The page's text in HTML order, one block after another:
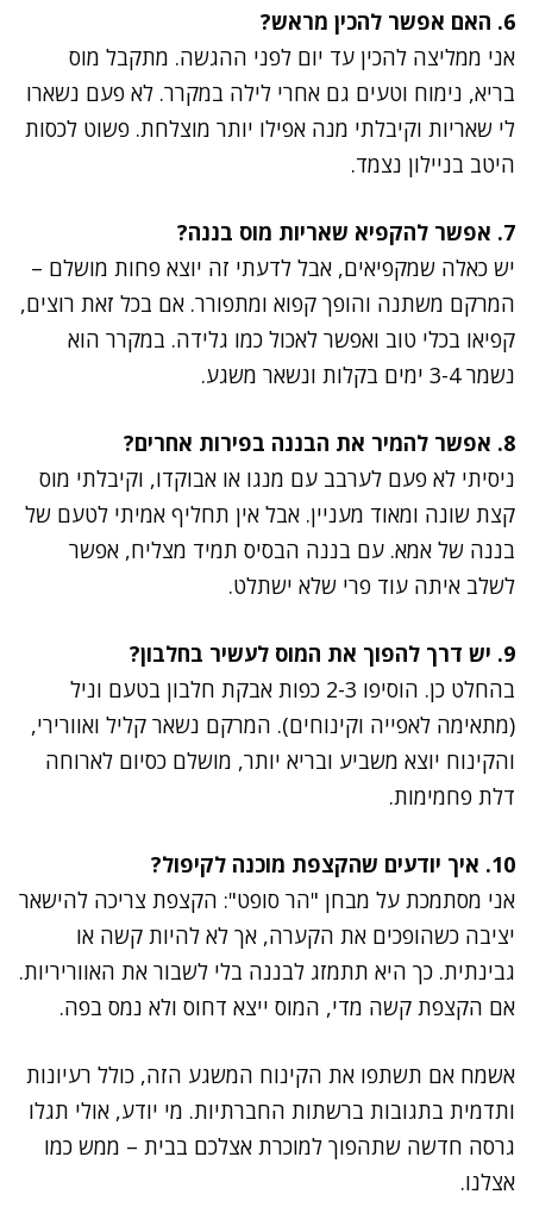
6. האם אפשר להכין מראש?
אני ממליצה להכין עד יום לפני ההגשה. מתקבל מוס
בריא, נימוח וטעים גם אחרי לילה במקרר. לא פעם נשארו
לי שאריות וקיבלתי מנה אפילו יותר מוצלחת. פשוט לכסות
היטב בניילון נצמד.
7. אפשר להקפיא שאריות מוס בננה?
יש כאלה שמקפיאים, אבל לדעתי זה יוצא פחות מושלם –
המרקם משתנה והופך קפוא ומתפורר. אם בכל זאת רוצים,
קפיאו בכלי טוב ואפשר לאכול כמו גלידה. במקרר הוא
נשמר 3-4 ימים בקלות ונשאר משגע.
8. אפשר להמיר את הבננה בפירות אחרים?
ניסיתי לא פעם לערבב עם מנגו או אבוקדו, וקיבלתי מוס
קצת שונה ומאוד מעניין. אבל אין תחליף אמיתי לטעם של
בננה של אמא. עם בננה הבסיס תמיד מצליח, אפשר
לשלב איתה עוד פרי שלא ישתלט.
9. יש דרך להפוך את המוס לעשיר בחלבון?
בהחלט כן. הוסיפו 2-3 כפות אבקת חלבון בטעם וניל
(מתאימה לאפייה וקינוחים). המרקם נשאר קליל ואוורירי,
והקינוח יוצא משביע ובריא יותר, מושלם כסיום לארוחה
דלת פחמימות.
10. איך יודעים שהקצפת מוכנה לקיפול?
אני מסתמכת על מבחן "הר סופט": הקצפת צריכה להישאר
יציבה כשהופכים את הקערה, אך לא להיות קשה או
גבינתית. כך היא תתמזג לבננה בלי לשבור את האווריריות.
אם הקצפת קשה מדי, המוס ייצא דחוס ולא נמס בפה.
אשמח אם תשתפו את הקינוח המשגע הזה, כולל רעיונות
ותדמית בתגובות ברשתות החברתיות. מי יודע, אולי תגלו
גרסה חדשה שתהפוך למוכרת אצלכם בבית – ממש כמו
אצלנו.